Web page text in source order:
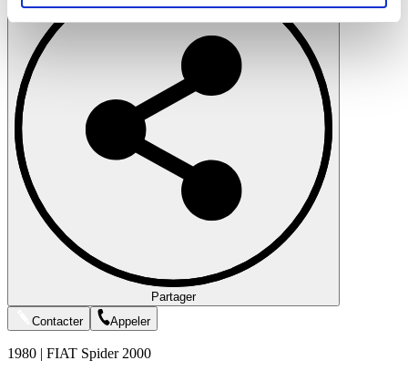
soziale Medien, Werbung und Analysen weiter. Unsere
Partner führen diese Informationen möglicherweise mit
weiteren Daten zusammen, die Sie ihnen bereitgestellt
haben oder die sie im Rahmen Ihrer Nutzung der Dienste
gesammelt haben.
Datenschutzerklärung
Partager
Contacter
Appeler
1980 | FIAT Spider 2000